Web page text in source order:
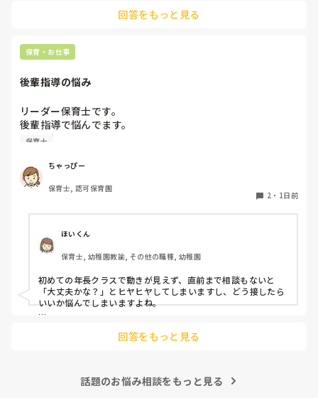
回答をもっと見る
保育・お仕事
後輩指導の悩み
リーダー保育士です。
後輩指導で悩んでます。
初めて年長を持つ後輩がいますが
いで様子見てると直前になるまで何もアクションがなかった
り
他の職員に聞いてる様子もなくて
よほど自分に聞きづらいのか、聞く必要性さえ感じないの
か、もうよくわからないです。
対応にも悩みます。
保育士
ちゃっぴー
保育士, 認可保育園
2 ・ 1日前
ほいくん
保育士, 幼稚園教諭, その他の職種, 幼稚園
初めての年長クラスで動きが見えず、直前まで相談もないと
「大丈夫かな？」とヒヤヒヤしてしまいますし、どう接したら
いいか悩んでしまいますよね。
「こんなこと聞いたら迷惑かな」と抱え込んでいるケースがと
件、どこまで進んだ？」「困ってることない？」と具体的に声
回答をもっと見る
話題のお悩み相談をもっと見る